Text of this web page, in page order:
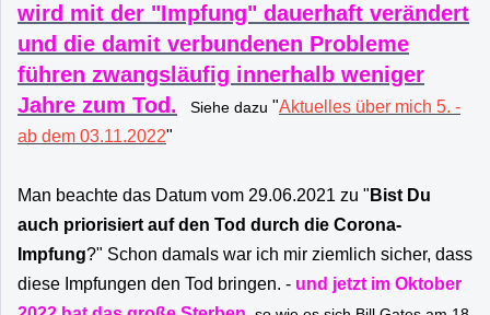
wird mit der "Impfung" dauerhaft verändert
und die damit verbundenen Probleme
führen zwangsläufig innerhalb weniger
Jahre zum Tod.
Siehe dazu "Aktuelles über mich 5. -
ab dem 03.11.2022"
Man beachte das Datum vom 29.06.2021 zu " Bist Du
auch priorisiert auf den Tod durch die Corona-
Impfung?" Schon damals war ich mir ziemlich sicher, dass
diese Impfungen den Tod bringen. - und jetzt im Oktober